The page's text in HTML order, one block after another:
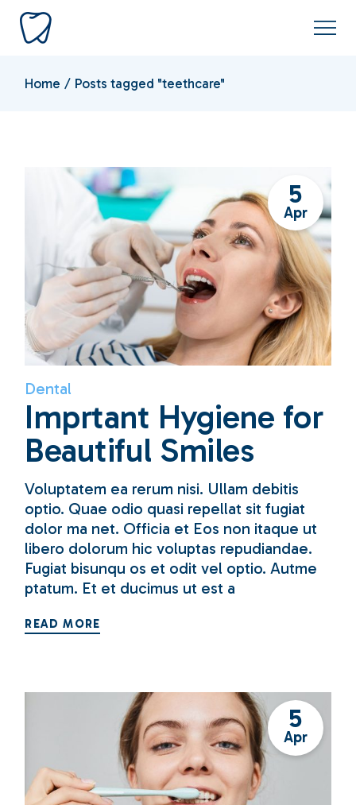
Skip
the
Home Posts tagged "teethcare"
5
Apr
Dental
Imprtant Hygiene for
Beautiful Smiles
Voluptatem ea rerum nisi. Ullam debitis
optio. Quae odio quasi repellat sit fugiat
dolor ma net. Officia et Eos non itaque ut
libero dolorum hic voluptas repudiandae.
Fugiat bisunqu os et odit vel optio. Autme
ptatum. Et et ducimus ut est a
READ MORE
5
Apr